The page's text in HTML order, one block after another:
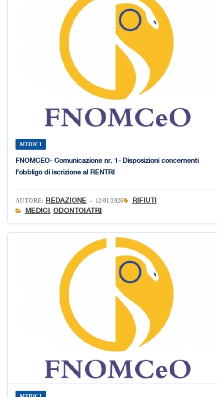
MEDICI
FNOMCEO- Comunicazione nr. 1- Disposizioni concernenti
l'obbligo di iscrizione al RENTRI
AUTORE: REDAZIONE - 12/01/2026
RIFIUTI
MEDICI,ODONTOIATRI